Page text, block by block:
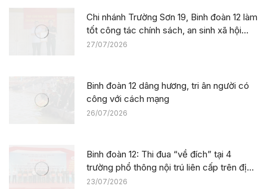
Chi nhánh Trường Sơn 19, Binh đoàn 12 làm
tốt công tác chính sách, an sinh xã hội
nhân kỷ niệm 79 năm Ngày Thương binh –
27/07/2026
Binh đoàn 12 dâng hương, tri ân người có
công với cách mạng
26/07/2026
Binh đoàn 12: Thi đua “về đích” tại 4
trường phổ thông nội trú liên cấp trên địa
bàn tỉnh Thanh Hóa
23/07/2026